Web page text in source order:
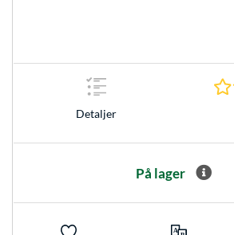
Detaljer
På lager